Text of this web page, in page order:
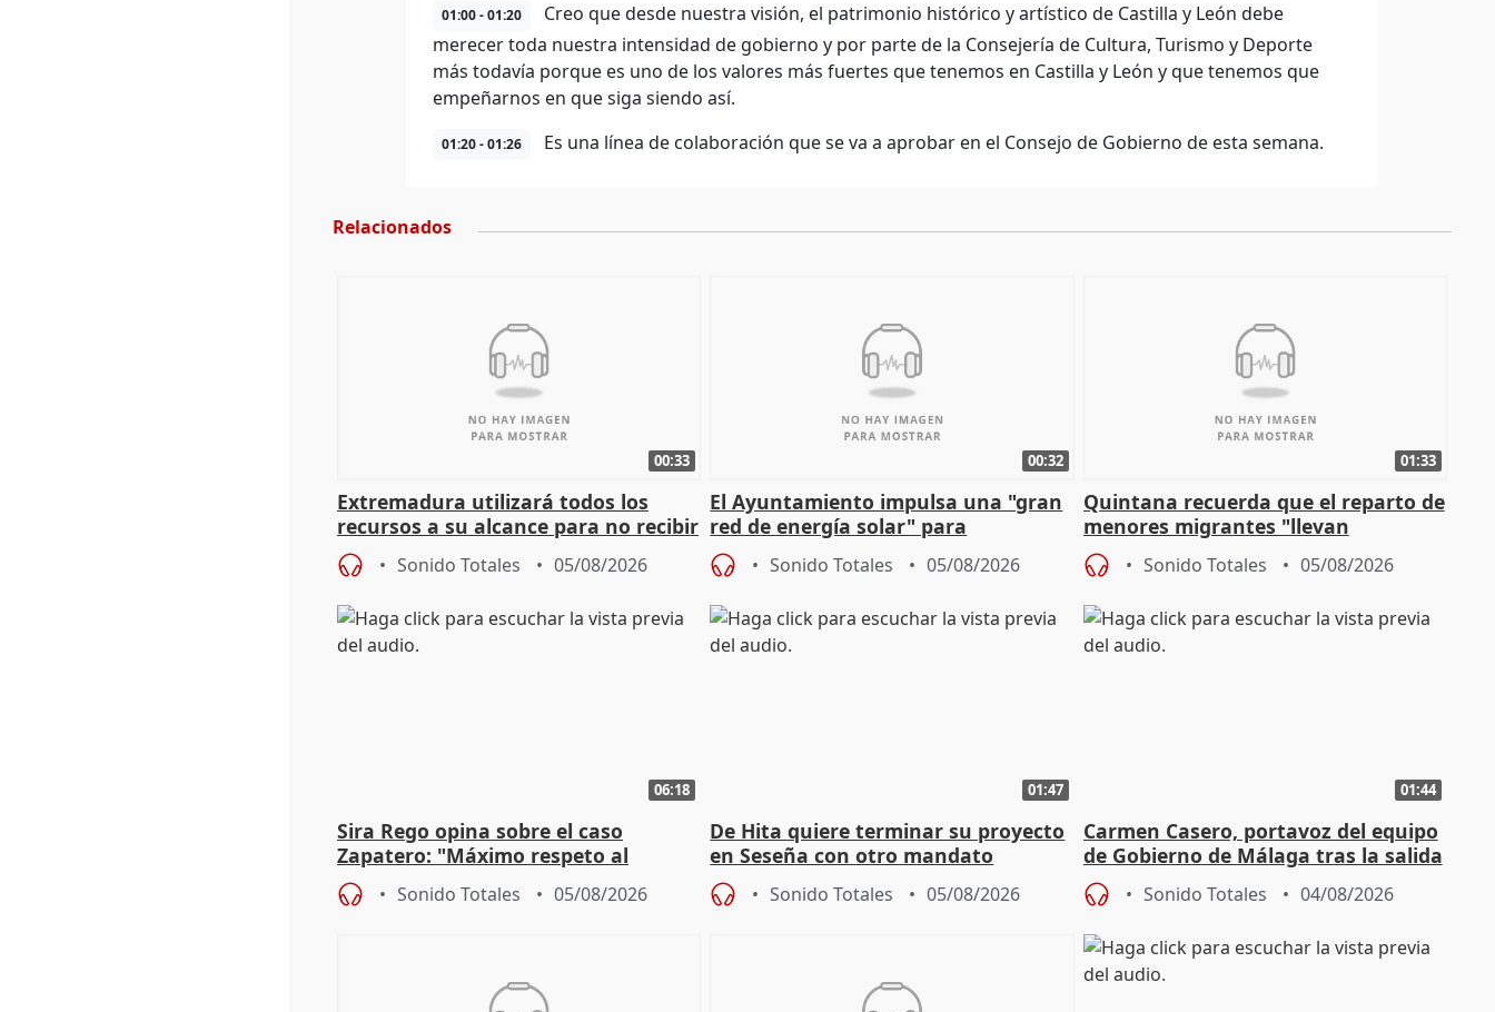
01:00 - 01:20
Creo que desde nuestra visión, el patrimonio histórico y artístico de Castilla y León debe
merecer toda nuestra intensidad de gobierno y por parte de la Consejería de Cultura, Turismo y Deporte
más todavía porque es uno de los valores más fuertes que tenemos en Castilla y León y que tenemos que
empeñarnos en que siga siendo así.
01:20 - 01:26 Es una línea de colaboración que se va a aprobar en el Consejo de Gobierno de esta semana.
Relacionados
00:33
Extremadura utilizará todos los
recursos a su alcance para no recibir
más menores migrantes
Sonido Totales 05/08/2026
00:32
El Ayuntamiento impulsa una "gran
red de energía solar" para
autoconsumo
Sonido Totales 05/08/2026
01:33
Quintana recuerda que el reparto de
menores migrantes "llevan
aportación del Gobierno" central
Sonido Totales 05/08/2026
06:18
Sira Rego opina sobre el caso
Zapatero: "Máximo respeto al
proceso judicial"
Sonido Totales 05/08/2026
01:47
De Hita quiere terminar su proyecto
en Seseña con otro mandato
Sonido Totales 05/08/2026
01:44
Carmen Casero, portavoz del equipo
de Gobierno de Málaga tras la salida
de Pérez de Siles
Sonido Totales 04/08/2026